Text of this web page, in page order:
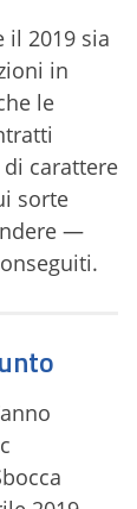
il 2019 sia
in
le
carattere
sorte
—